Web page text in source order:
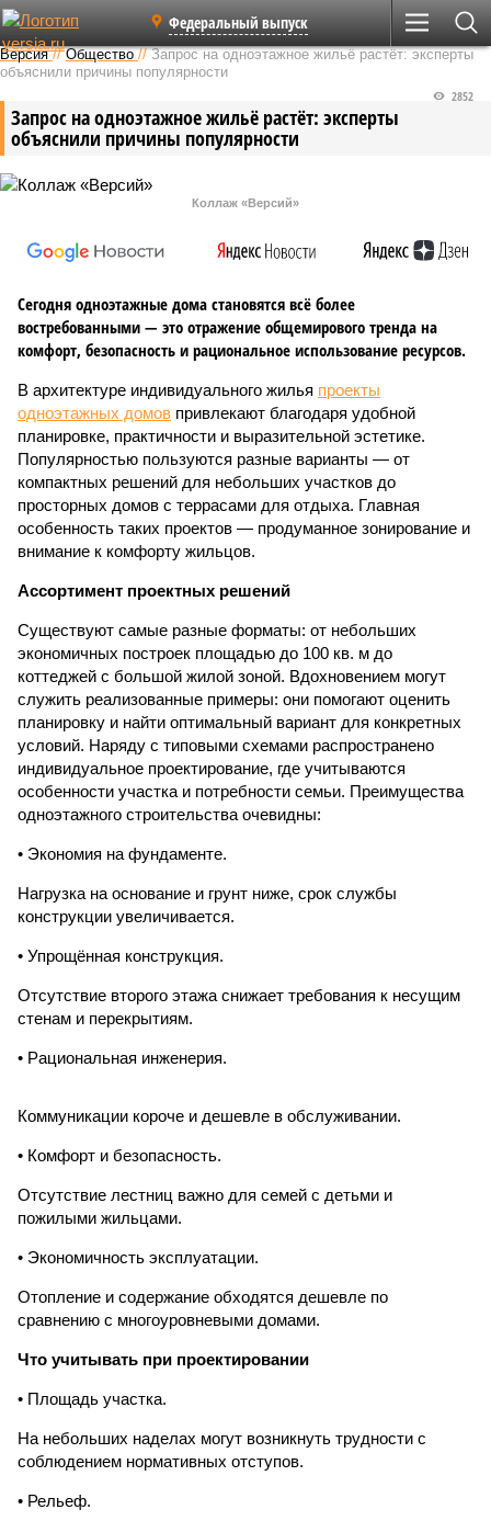
Федеральный выпуск
Версия //Общество //Запрос на одноэтажное жильё растёт: эксперты
объяснили причины популярности
Запрос на одноэтажное жильё растёт: эксперты
объяснили причины популярности
2852
Коллаж «Версий»
Сегодня одноэтажные дома становятся всё более
востребованными — это отражение общемирового тренда на
комфорт, безопасность и рациональное использование ресурсов.
В архитектуре индивидуального жилья проекты
одноэтажных домов привлекают благодаря удобной
планировке, практичности и выразительной эстетике.
Популярностью пользуются разные варианты — от
компактных решений для небольших участков до
просторных домов с террасами для отдыха. Главная
особенность таких проектов — продуманное зонирование и
внимание к комфорту жильцов.
Ассортимент проектных решений
Существуют самые разные форматы: от небольших
экономичных построек площадью до 100 кв. м до
коттеджей с большой жилой зоной. Вдохновением могут
служить реализованные примеры: они помогают оценить
планировку и найти оптимальный вариант для конкретных
условий. Наряду с типовыми схемами распространено
индивидуальное проектирование, где учитываются
особенности участка и потребности семьи. Преимущества
одноэтажного строительства очевидны:
• Экономия на фундаменте.
Нагрузка на основание и грунт ниже, срок службы
конструкции увеличивается.
• Упрощённая конструкция.
Отсутствие второго этажа снижает требования к несущим
стенам и перекрытиям.
• Рациональная инженерия.
Коммуникации короче и дешевле в обслуживании.
• Комфорт и безопасность.
Отсутствие лестниц важно для семей с детьми и
пожилыми жильцами.
• Экономичность эксплуатации.
Отопление и содержание обходятся дешевле по
сравнению с многоуровневыми домами.
Что учитывать при проектировании
• Площадь участка.
На небольших наделах могут возникнуть трудности с
соблюдением нормативных отступов.
• Рельеф.